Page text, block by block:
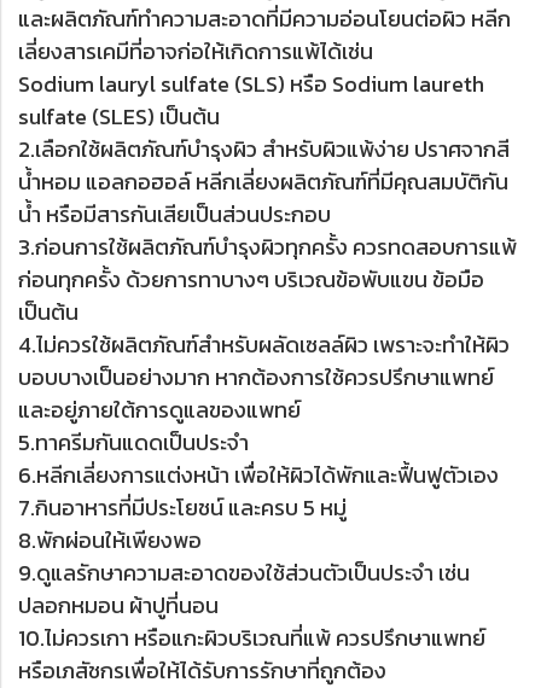
และผลิตภัณฑ์ทำความสะอาดที่มีความอ่อนโยนต่อผิว หลีก
เลี่ยงสารเคมีที่อาจก่อให้เกิดการแพ้ได้เช่น
Sodium lauryl sulfate (SLS) หรือ Sodium laureth
sulfate (SLES) เป็นต้น
2.เลือกใช้ผลิตภัณฑ์บำรุงผิว สำหรับผิวแพ้ง่าย ปราศจากสี
น้ำหอม แอลกอฮอล์ หลีกเลี่ยงผลิตภัณฑ์ที่มีคุณสมบัติกัน
น้ำ หรือมีสารกันเสียเป็นส่วนประกอบ
3.ก่อนการใช้ผลิตภัณฑ์บำรุงผิวทุกครั้ง ควรทดสอบการแพ้
ก่อนทุกครั้ง ด้วยการทาบางๆ บริเวณข้อพับแขน ข้อมือ
เป็นต้น
4.ไม่ควรใช้ผลิตภัณฑ์สำหรับผลัดเซลล์ผิว เพราะจะทำให้ผิว
บอบบางเป็นอย่างมาก หากต้องการใช้ควรปรึกษาแพทย์
และอยู่ภายใต้การดูแลของแพทย์
5.ทาครีมกันแดดเป็นประจำ
6.หลีกเลี่ยงการแต่งหน้า เพื่อให้ผิวได้พักและฟื้นฟูตัวเอง
7.กินอาหารที่มีประโยชน์ และครบ 5 หมู่
8.พักผ่อนให้เพียงพอ
9.ดูแลรักษาความสะอาดของใช้ส่วนตัวเป็นประจำ เช่น
ปลอกหมอน ผ้าปูที่นอน
10.ไม่ควรเกา หรือแกะผิวบริเวณที่แพ้ ควรปรึกษาแพทย์
หรือเภสัชกรเพื่อให้ได้รับการรักษาที่ถูกต้อง